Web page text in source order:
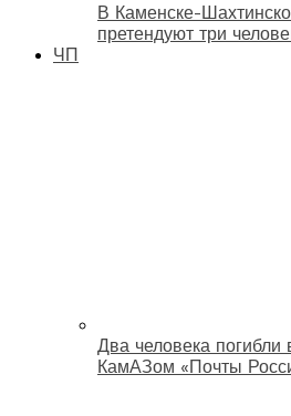
В Каменске-
претендуют три
ЧП
Два человека
КамАЗом «Почты